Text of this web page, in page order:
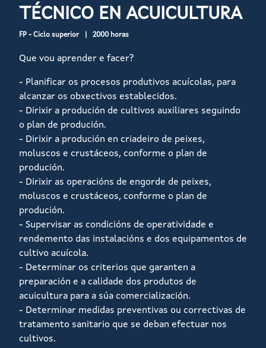
TÉCNICO EN ACUICULTURA
FP - Ciclo superior 2000 horas
Que vou aprender e facer?
- Planificar os procesos produtivos acuícolas, para
alcanzar os obxectivos establecidos.
- Dirixir a produción de cultivos auxiliares seguindo
o plan de produción.
- Dirixir a produción en criadeiro de peixes,
moluscos e crustáceos, conforme o plan de
produción.
- Dirixir as operacións de engorde de peixes,
moluscos e crustáceos, conforme o plan de
produción.
- Supervisar as condicións de operatividade e
rendemento das instalacións e dos equipamentos de
cultivo acuícola.
- Determinar os criterios que garanten a
preparación e a calidade dos produtos de
acuicultura para a súa comercialización.
- Determinar medidas preventivas ou correctivas de
tratamento sanitario que se deban efectuar nos
cultivos.